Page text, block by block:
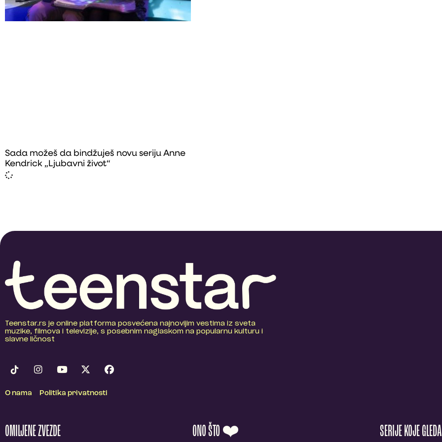
Sada možeš da bindžuješ novu seriju Anne
Kendrick „Ljubavni život“
Teenstar.rs je online platforma posvećena najnovijim vestima iz sveta
muzike, filmova i televizije, s posebnim naglaskom na popularnu kulturu i
slavne ličnost
O nama Politika privatnosti
OMILJENE ZVEZDE ONO ŠTO ❤️ SERIJE KOJE